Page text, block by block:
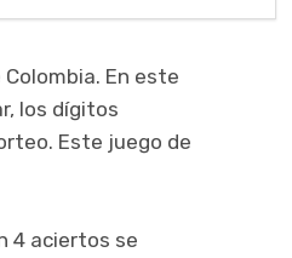
En este
los dígitos
Este juego de
4 aciertos se